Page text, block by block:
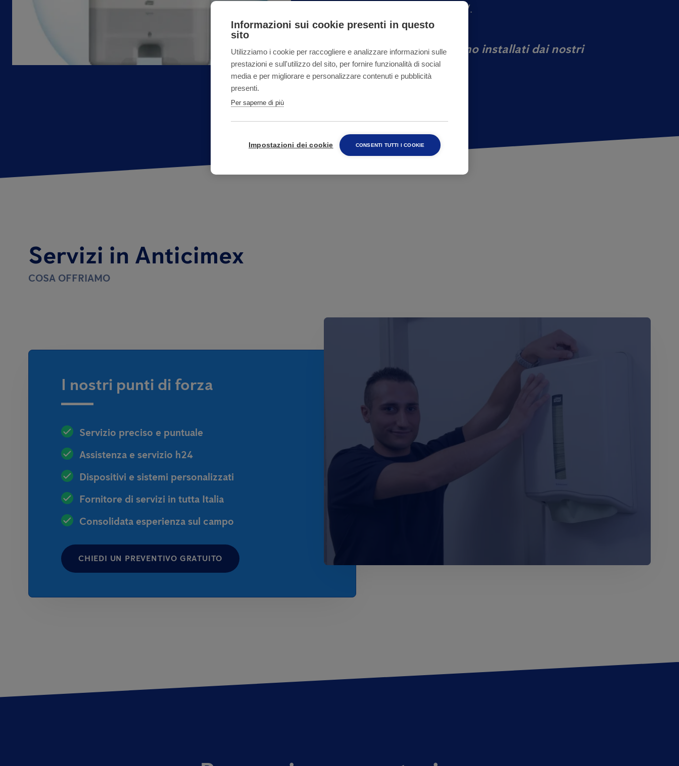
foglietti piegati a C, Z e V.
Tutti i dispositivi vengono installati dai nostri
tecnici.
Servizi in Anticimex
COSA OFFRIAMO
I nostri punti di forza
Servizio preciso e puntuale
Assistenza e servizio h24
Dispositivi e sistemi personalizzati
Fornitore di servizi in tutta Italia
Consolidata esperienza sul campo
CHIEDI UN PREVENTIVO GRATUITO
Informazioni sui cookie presenti in questo
sito
Utilizziamo i cookie per raccogliere e analizzare informazioni sulle
prestazioni e sull'utilizzo del sito, per fornire funzionalità di social
media e per migliorare e personalizzare contenuti e pubblicità
presenti.
Per saperne di più
Impostazioni dei cookie CONSENTI TUTTI I COOKIE